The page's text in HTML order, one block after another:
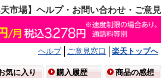
天市場】ヘルプ・お問い合わせ・ご意見
ヘルプ ご意見窓口
楽天トップへ
気に入り 購入履歴 商品の感想